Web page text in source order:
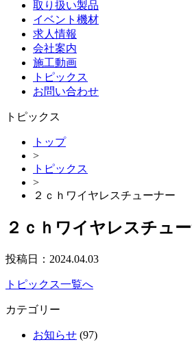
取り扱い製品
イベント機材
求人情報
会社案内
施工動画
トピックス
お問い合わせ
トピックス
トップ
>
トピックス
>
２ｃｈワイヤレスチューナー
２ｃｈワイヤレスチュ
投稿日： 2024.04.03
トピックス一覧へ
カテゴリー
お知らせ (97)